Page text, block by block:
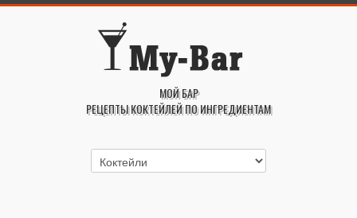
МОЙ БАР
РЕЦЕПТЫ КОКТЕЙЛЕЙ ПО ИНГРЕДИЕНТАМ